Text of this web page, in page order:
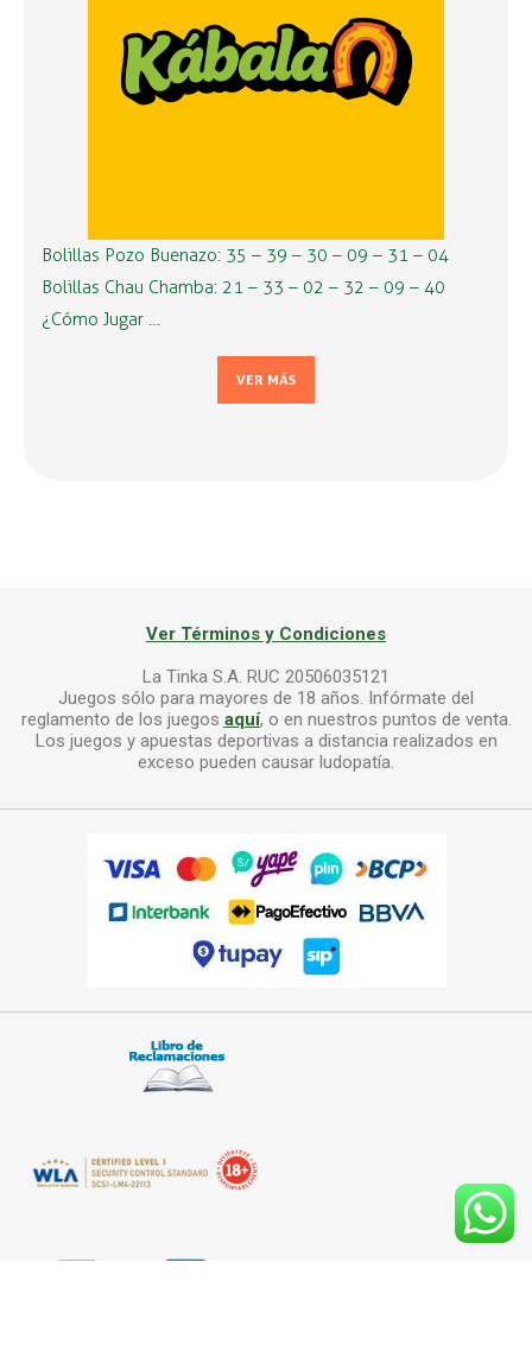
Bolillas Pozo Buenazo: 35 – 39 – 30 – 09 – 31 – 04
Bolillas Chau Chamba: 21 – 33 – 02 – 32 – 09 – 40
¿Cómo Jugar …
VER MÁS
Ver Términos y Condiciones
La Tinka S.A. RUC 20506035121
Juegos sólo para mayores de 18 años. Infórmate del
reglamento de los juegos aquí, o en nuestros puntos de venta.
Los juegos y apuestas deportivas a distancia realizados en
exceso pueden causar ludopatía.